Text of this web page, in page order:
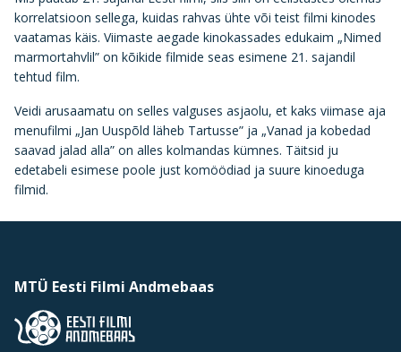
korrelatsioon sellega, kuidas rahvas ühte või teist filmi kinodes
vaatamas käis. Viimaste aegade kinokassades edukaim „Nimed
marmortahvlil” on kõikide filmide seas esimene 21. sajandil
tehtud film.
Veidi arusaamatu on selles valguses asjaolu, et kaks viimase aja
menufilmi „Jan Uuspõld läheb Tartusse” ja „Vanad ja kobedad
saavad jalad alla” on alles kolmandas kümnes. Täitsid ju
edetabeli esimese poole just komöödiad ja suure kinoeduga
filmid.
MTÜ Eesti Filmi Andmebaas